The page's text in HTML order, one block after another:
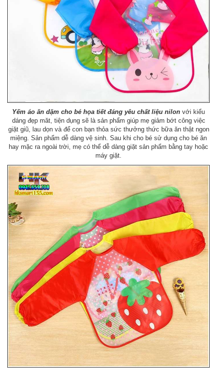
Yếm áo ăn dặm cho bé họa tiết đáng yêu chất liệu nilon với kiểu
dáng đẹp măt, tiện dụng sẽ là sản phẩm giúp mẹ giảm bớt công việc
giặt giũ, lau dọn và để con bạn thỏa sức thưởng thức bữa ăn thật ngon
miệng. Sản phẩm dễ dàng vệ sinh. Sau khi cho bé sử dụng cho bé ăn
hay mặc ra ngoài trời, mẹ có thể dễ dàng giặt sản phẩm bằng tay hoặc
máy giặt.